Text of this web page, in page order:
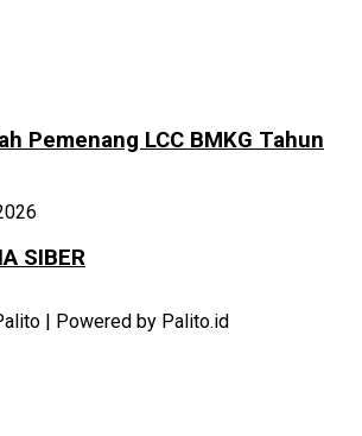
Pemenang LCC BMKG Tahun
SIBER
| Powered by Palito.id